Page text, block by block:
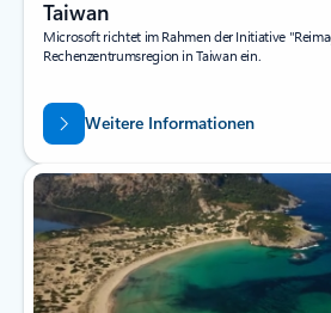
Taiwan
Microsoft richtet im Rahmen der Initiative
Rechenzentrumsregion in Taiwan ein.
Weitere Informationen